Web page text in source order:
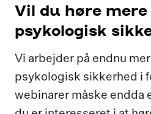
Vil du høre mere
psykologisk
Vi arbejder på endnu
psykologisk sikkerhed i
webinarer måske endda